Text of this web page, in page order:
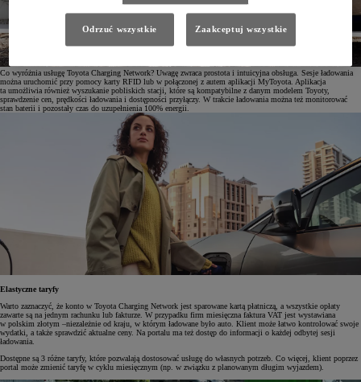
Co wyróżnia usługę Toyota Charging Network? Uwagę zwraca prostota i intuicyjna obsługa. Sesje ładowania
można uruchomić przy pomocy karty RFID lub w połączonej z autem aplikacji MyToyota. Aplikacja
ta umożliwia również wyszukanie pobliskich stacji, które są kompatybilne z danym modelem Toyoty,
sprawdzenie cen, prędkości ładowania i dostępności przyłączy. W trakcie ładowania można też monitorować
stan baterii i pozostały czas do uzupełnienia 100% energii.
Elastyczne taryfy
Warto zaznaczyć, że konto w Toyota Charging Network jest sparowane kartą płatniczą, a wszystkie opłaty
zawarte są na jednym rachunku lub fakturze. W przypadku firm miesięczna faktura VAT jest wystawiana
w polskim złotym –niezależnie od kraju, w którym ładowane było auto. Klient może łatwo kontrolować swoje
wydatki, a także sprawdzić aktualne ceny. Na portalu ma też dostęp do informacji o każdej odbytej sesji
ładowania.
Dostępne są 3 różne taryfy, które pozwalają dostosować usługę do własnych potrzeb. Co więcej, klient poprzez
portal może zmienić taryfę w cyklu miesięcznym (np. w związku z planowanym długim wyjazdem).
Odrzuć wszystkie Zaakceptuj wszystkie